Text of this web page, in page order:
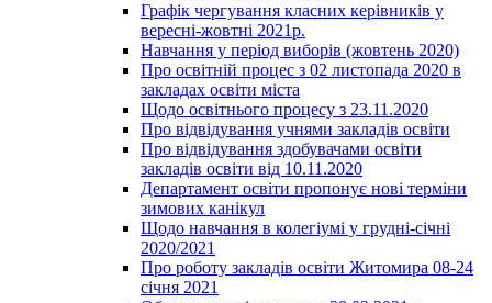
Графік чергування класних керівників у
вересні-жовтні 2021р.
Навчання у період виборів (жовтень 2020)
Про освітній процес з 02 листопада 2020 в
закладах освіти міста
Щодо освітнього процесу з 23.11.2020
Про відвідування учнями закладів освіти
Про відвідування здобувачами освіти
закладів освіти від 10.11.2020
Департамент освіти пропонує нові терміни
зимових канікул
Щодо навчання в колегіумі у грудні-січні
2020/2021
Про роботу закладів освіти Житомира 08-24
січня 2021